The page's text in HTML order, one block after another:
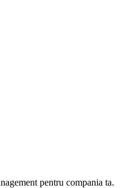
pentru compania ta.